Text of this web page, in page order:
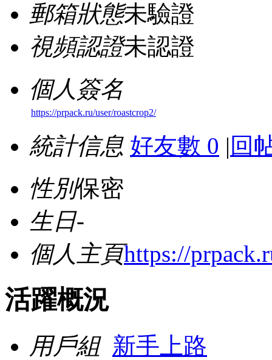
郵箱狀態未驗證
視頻認證未認證
個人簽名
https://prpack.ru/user/roastcrop2/
統計信息 好友數 0 | 回
性別保密
生日-
個人主頁https://
活躍概況
用戶組 新手上路